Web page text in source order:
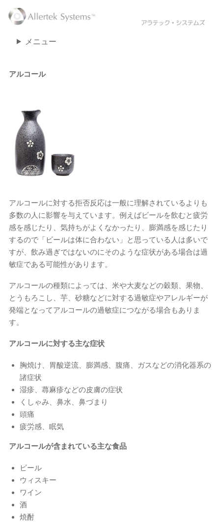
メニュー
アルコール
アルコールに対する拒否反応は一般に理解されているよりも
多数の人に影響を与えています。例えばビールを飲むと疲労
感を感じたり、気持ちがよくなかったり、膨満感を感じたり
するので「ビールは体に合わない」と思っている人は多いで
すが、飲み過ぎではないのにそのような症状がある場合は過
敏症である可能性があります。
アルコールの種類によっては、米や大麦などの穀類、果物、
とうもろこし、芋、砂糖などに対する過敏症やアレルギーが
発端となってアルコールの過敏症につながる場合もありま
す。
アルコールに対する主な症状
胸焼け、胃酸逆流、膨満感、腹痛、ガスなどの消化器系の
諸症状
湿疹、蕁麻疹などの皮膚の症状
くしゃみ、鼻水、鼻づまり
頭痛
疲労感、眠気
アルコールが含まれている主な食品
ビール
ウィスキー
ワイン
酒
焼酎